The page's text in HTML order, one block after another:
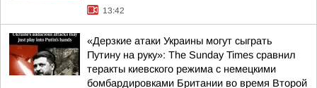
13:42
«Дерзкие атаки Украины могут сыграть
Путину на руку»: The Sunday Times сравнил
теракты киевского режима с немецкими
бомбардировками Британии во время Второй